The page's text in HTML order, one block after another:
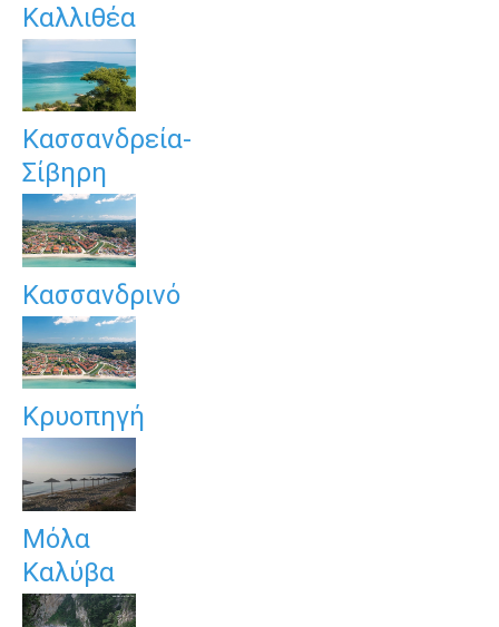
Καλλιθέα
Κασσανδρεία-
Σίβηρη
Κασσανδρινό
Κρυοπηγή
Μόλα
Καλύβα